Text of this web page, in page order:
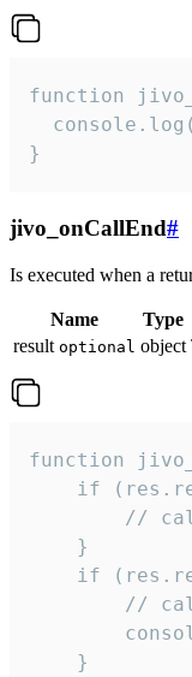
function
}
jivo_onCallEnd#
Is executed when a
Name Type
result optional object
function
if
//
    }
if
//
    }